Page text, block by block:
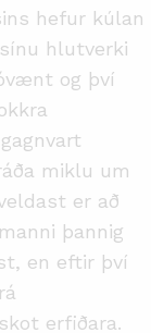
hefur kúlan
hlutverki
og því
miklu um
er að
þannig
en eftir því
erfiðara.